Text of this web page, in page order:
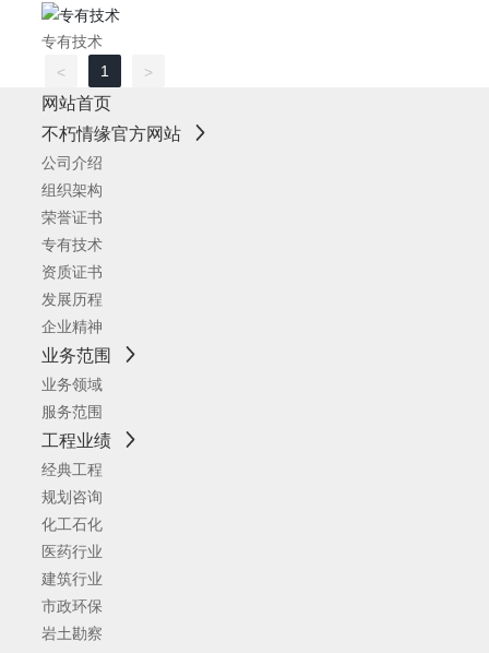
专有技术
< 1 >
网站首页
不朽情缘官方网站
公司介绍
组织架构
荣誉证书
专有技术
资质证书
发展历程
企业精神
业务范围
业务领域
服务范围
工程业绩
经典工程
规划咨询
化工石化
医药行业
建筑行业
市政环保
岩土勘察